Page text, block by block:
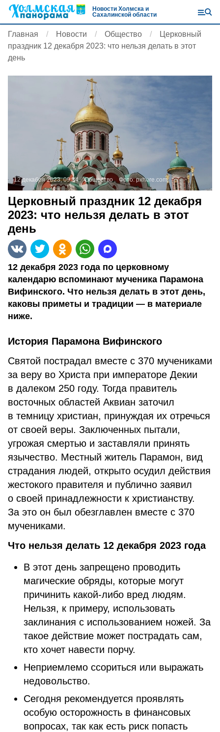
Новости Холмска и
Сахалинской области
Главная Новости Общество
Церковный
праздник 12 декабря 2023: что нельзя делать в этот
день
12 декабря 2023, 09:34 Общество Фото:pxhere.com
Церковный праздник 12 декабря
2023: что нельзя делать в этот
день
12 декабря 2023 года по церковному
календарю вспоминают мученика Парамона
Вифинского. Что нельзя делать в этот день,
каковы приметы и традиции — в материале
ниже.
История Парамона Вифинского
Святой пострадал вместе с 370 мучениками
за веру во Христа при императоре Декии
в далеком 250 году. Тогда правитель
восточных областей Аквиан заточил
в темницу христиан, принуждая их отречься
от своей веры. Заключенных пытали,
угрожая смертью и заставляли принять
язычество. Местный житель Парамон, вид
страдания людей, открыто осудил действия
жестокого правителя и публично заявил
о своей принадлежности к христианству.
За это он был обезглавлен вместе с 370
мучениками.
Что нельзя делать 12 декабря 2023 года
В этот день запрещено проводить
магические обряды, которые могут
причинить какой-либо вред людям.
Нельзя, к примеру, использовать
заклинания с использованием ножей. За
такое действие может пострадать сам,
кто хочет навести порчу.
Неприемлемо ссориться или выражать
недовольство.
Сегодня рекомендуется проявлять
особую осторожность в финансовых
вопросах, так как есть риск попасть